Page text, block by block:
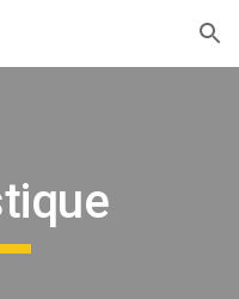
Skip to navigation